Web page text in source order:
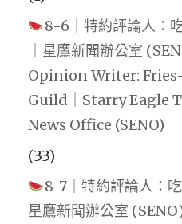
8-6｜特約評論人：
｜星鷹新聞辦公室
Opinion Writer:
Guild｜Starry Eagle
News Office (SENO)
(33)
8-7｜特約評論人：
星鷹新聞辦公室